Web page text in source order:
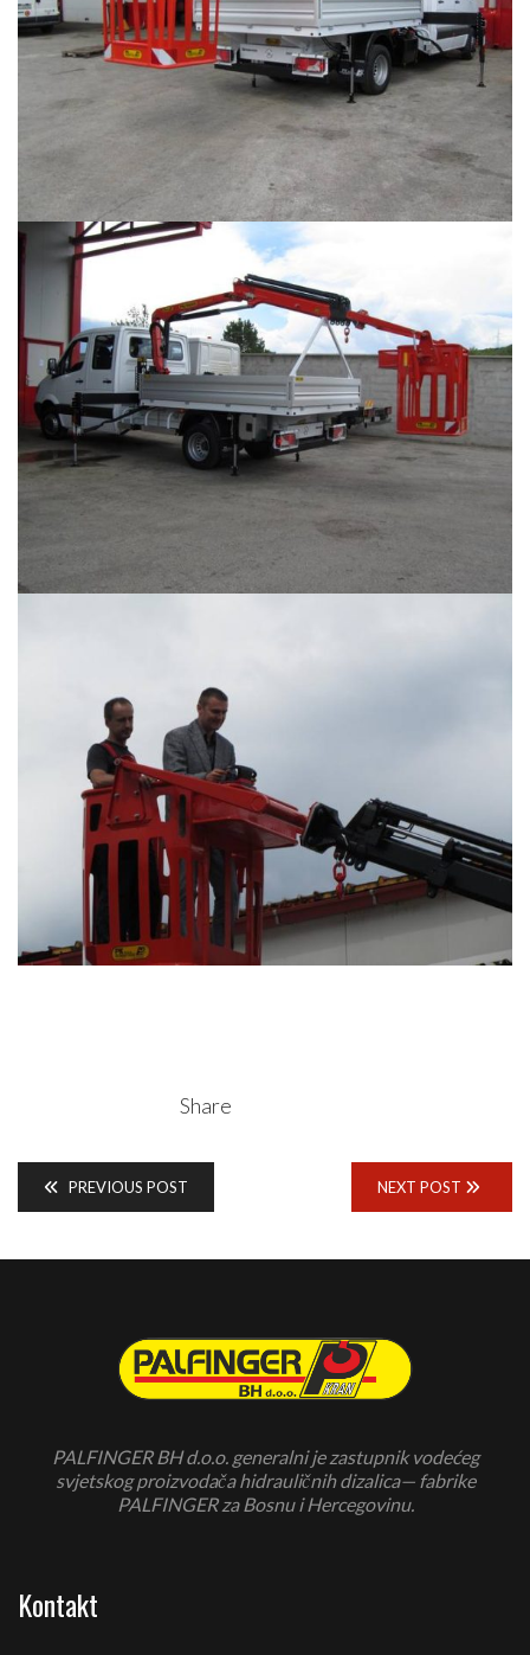
Share
PREVIOUS POST NEXT POST
PALFINGER BH d.o.o. generalni je zastupnik vodećeg
svjetskog proizvodača hidrauličnih dizalica— fabrike
PALFINGER za Bosnu i Hercegovinu.
Kontakt